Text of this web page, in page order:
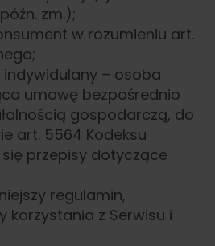
zm.);
w rozumieniu art.
indywidulany – osoba
umowę bezpośrednio
gospodarczą, do
art. 5564 Kodeksu
przepisy dotyczące
regulamin,
korzystania z Serwisu i